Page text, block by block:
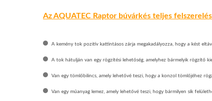
Az AQUATEC Raptor búvárkés teljes
A kemény tok pozitív kattintásos zárja megakadályozza, hogy a kést
A tok hátulján van egy rögzítési lehetőség, amelyhez bármelyik rögzítő
Van egy tömlőbilincs, amely lehetővé teszi, hogy a konzol tömlőjéhez
Van egy műanyag lemez, amely lehetővé teszi, hogy bármilyen sík